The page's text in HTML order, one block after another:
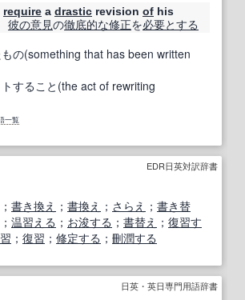
require a drastic revision of his
彼の意見の徹底的な修正を必要とする
の(something that has been written
すること(the act of rewriting
一覧
EDR日英対訳辞書
； 書き換え ； 書換え ； さらえ ； 書き替
； 温習える ； お浚する ； 書替え ； 復習す
； 復習 ； 修定する ； 刪潤する
日英・英日専門用語辞書